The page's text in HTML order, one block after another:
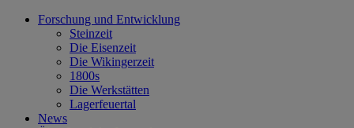
Skip
Forschung und Entwicklung
Steinzeit
Die Eisenzeit
Die Wikingerzeit
1800s
Die Werkstätten
Lagerfeuertal
News